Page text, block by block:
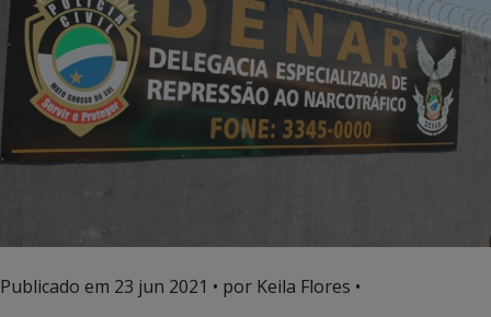
Publicado em 23 jun 2021 • por Keila Flores •